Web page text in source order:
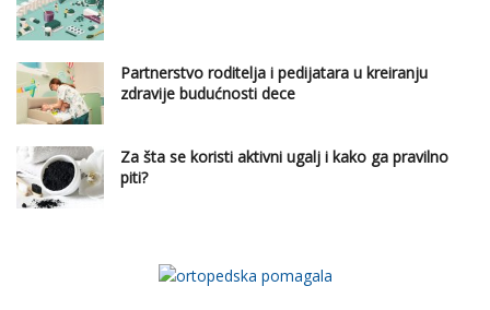
Partnerstvo roditelja i pedijatara u kreiranju
zdravije budućnosti dece
Za šta se koristi aktivni ugalj i kako ga pravilno
piti?